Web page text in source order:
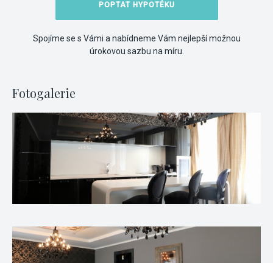
POPTAT HYPOTÉKU
Spojíme se s Vámi a nabídneme Vám nejlepší možnou
úrokovou sazbu na míru.
Fotogalerie